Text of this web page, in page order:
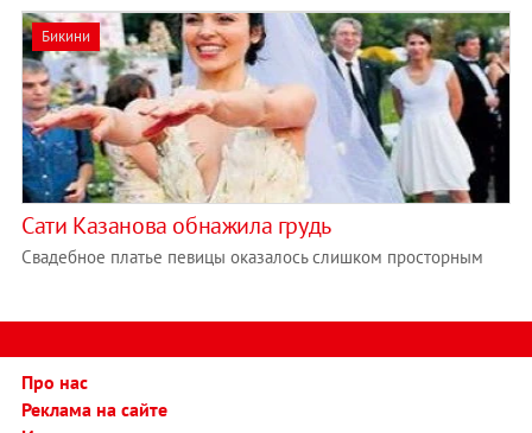
Бикини
Сати Казанова обнажила грудь
Свадебное платье певицы оказалось слишком просторным
Про нас
Реклама на сайте